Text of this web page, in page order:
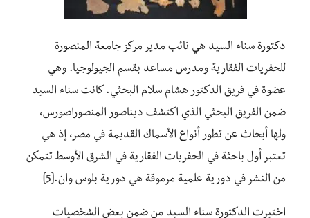
دكتورة سناء السيد هي نائب مدير مركز جامعة المنصورة
للحفريات الفقارية ومدرس مساعد بقسم الجيولوجيا. وهي
عضوة في فريق الدكتور هشام سلام البحثي. كانت سناء السيد
ضمن الفريق البحثي الذي اكتشف ديناصور المنصوراصورس،
ولها أبحاث عن تطور أنواع الأسماك القديمة في مصر، إذ هي
تعتبر أول باحثة في الحفريات الفقارية في الشرق الأوسط تتمكن
من النشر في دورية علمية مرموقة هي دورية بلوس وان.[5]
اختيرت الدكتورة سناء السيد من ضمن بعض الشخصيات